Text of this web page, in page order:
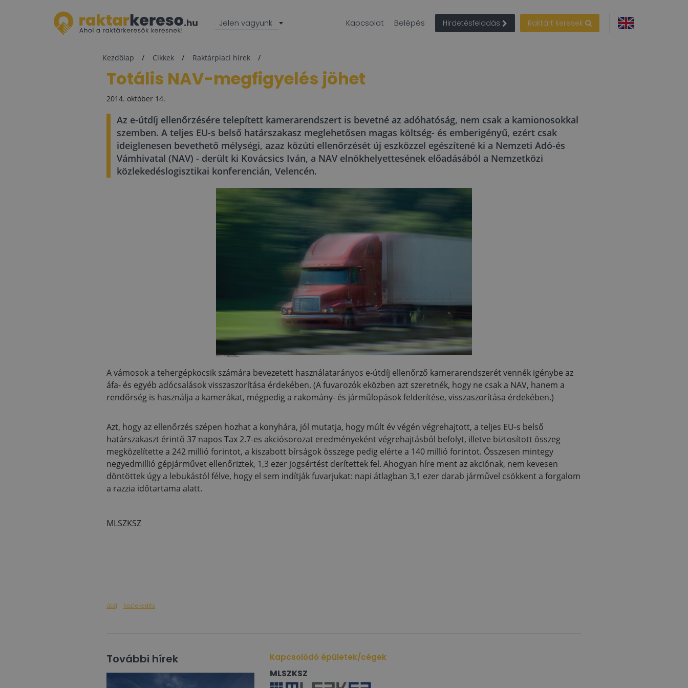
Jelen vagyunk Kapcsolat Belépés Hirdetésfeladás Raktárt keresek
Kezdőlap Cikkek Raktárpiaci hírek
Totális NAV-megfigyelés jöhet
2014. október 14.
Az e-útdíj ellenőrzésére telepített kamerarendszert is bevetné az adóhatóság, nem csak a kamionosokkal
szemben. A teljes EU-s belső határszakasz meglehetősen magas költség- és emberigényű, ezért csak
ideiglenesen bevethető mélységi, azaz közúti ellenőrzését új eszközzel egészítené ki a Nemzeti Adó-és
Vámhivatal (NAV) - derült ki Kovácsics Iván, a NAV elnökhelyettesének előadásából a Nemzetközi
közlekedéslogisztikai konferencián, Velencén.
A vámosok a tehergépkocsik számára bevezetett használatarányos e-útdíj ellenőrző kamerarendszerét vennék igénybe az
áfa- és egyéb adócsalások visszaszorítása érdekében. (A fuvarozók eközben azt szeretnék, hogy ne csak a NAV, hanem a
rendőrség is használja a kamerákat, mégpedig a rakomány- és járműlopások felderítése, visszaszorítása érdekében.)
Azt, hogy az ellenőrzés szépen hozhat a konyhára, jól mutatja, hogy múlt év végén végrehajtott, a teljes EU-s belső
határszakaszt érintő 37 napos Tax 2.7-es akciósorozat eredményeként végrehajtásból befolyt, illetve biztosított összeg
megközelítette a 242 millió forintot, a kiszabott bírságok összege pedig elérte a 140 millió forintot. Összesen mintegy
negyedmillió gépjárművet ellenőriztek, 1,3 ezer jogsértést derítettek fel. Ahogyan híre ment az akciónak, nem kevesen
döntöttek úgy a lebukástól félve, hogy el sem indítják fuvarjukat: napi átlagban 3,1 ezer darab járművel csökkent a forgalom
a razzia időtartama alatt.
MLSZKSZ
útdíj közlekedés
További hírek Kapcsolódó épületek/cégek
MLSZKSZ